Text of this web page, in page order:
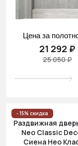
Цена за
21 292 ₽
25 050 ₽
- 15% скидка
Раздвижная
Neo Classic
Сиена Нео